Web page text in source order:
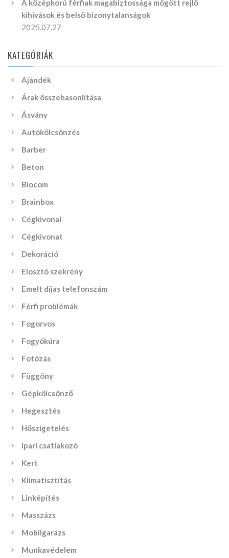
A középkorú férfiak magabiztossága mögött rejlő
kihívások és belső bizonytalanságok
2025.07.27
KATEGÓRIÁK
Ajándék
Árak összehasonlítása
Ásvány
Autókölcsönzés
Barber
Beton
Biocom
Brainbox
Cégkivonal
Cégkivonat
Dekoráció
Elosztó szekrény
Emelt díjas telefonszám
Férfi problémák
Fogorvos
Fogyókúra
Fotózás
Függöny
Gépkölcsönző
Hegesztés
Hőszigetelés
Ipari csatlakozó
Kert
Klímatisztítás
Linképítés
Masszázs
Mobilgarázs
Munkavédelem